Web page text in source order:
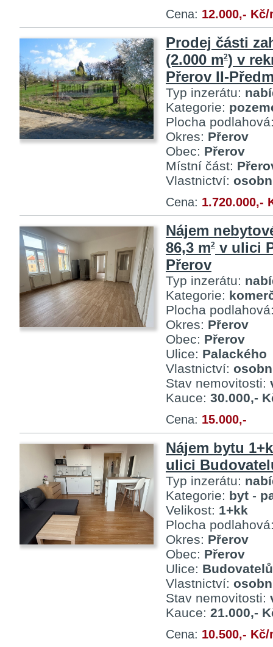
Cena: 12.000,-
Prodej části
(2.000 m2) v
Přerov II-
Typ inzerátu:
Kategorie:
Plocha
Okres: Přerov
Obec: Přerov
Místní část:
Vlastnictví:
Cena: 1.720.000,-
Nájem
86,3 m2 v ulici
Přerov
Typ inzerátu:
Kategorie:
Plocha
Okres: Přerov
Obec: Přerov
Ulice: Palackého
Vlastnictví:
Stav nemovitosti:
Kauce: 30.000,-
Cena: 15.000,-
Nájem bytu
ulici
Typ inzerátu:
Kategorie: byt -
Velikost: 1+kk
Plocha
Okres: Přerov
Obec: Přerov
Ulice: Budovatelů
Vlastnictví:
Stav nemovitosti:
Kauce: 21.000,-
Cena: 10.500,-